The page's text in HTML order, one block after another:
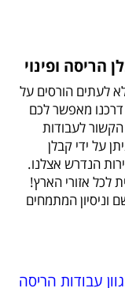
הריסה ופינוי
לעתים הורסים על
מאפשר לכם
לעבודות
על ידי קבלן
הנדרש אצלנו.
לכל אזורי הארץ!
וניסיון המתמחים
עבודות הריסה